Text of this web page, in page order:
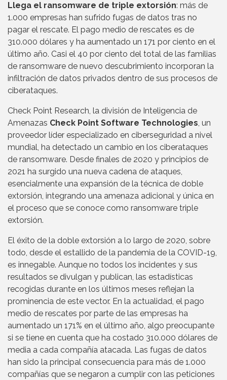
Llega el ransomware de triple extorsión: más de
1.000 empresas han sufrido fugas de datos tras no
pagar el rescate. El pago medio de rescates es de
310.000 dólares y ha aumentado un 171 por ciento en el
último año. Casi el 40 por ciento del total de las familias
de ransomware de nuevo descubrimiento incorporan la
infiltración de datos privados dentro de sus procesos de
ciberataques.
Check Point Research, la división de Inteligencia de
Amenazas Check Point Software Technologies, un
proveedor líder especializado en ciberseguridad a nivel
mundial, ha detectado un cambio en los ciberataques
de ransomware. Desde finales de 2020 y principios de
2021 ha surgido una nueva cadena de ataques,
esencialmente una expansión de la técnica de doble
extorsión, integrando una amenaza adicional y única en
el proceso que se conoce como ransomware triple
extorsión.
El éxito de la doble extorsión a lo largo de 2020, sobre
todo, desde el estallido de la pandemia de la COVID-19,
es innegable. Aunque no todos los incidentes y sus
resultados se divulgan y publican, las estadísticas
recogidas durante en los últimos meses reflejan la
prominencia de este vector. En la actualidad, el pago
medio de rescates por parte de las empresas ha
aumentado un 171% en el último año, algo preocupante
si se tiene en cuenta que ha costado 310.000 dólares de
media a cada compañía atacada. Las fugas de datos
han sido la principal consecuencia para más de 1.000
compañías que se negaron a cumplir con las peticiones